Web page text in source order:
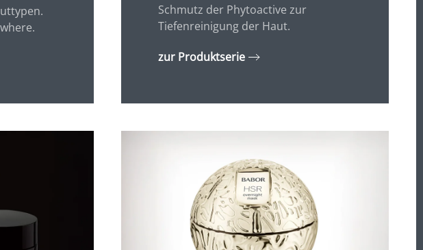
Schmutz der Phytoactive zur
Tiefenreinigung der Haut.
zur Produktserie